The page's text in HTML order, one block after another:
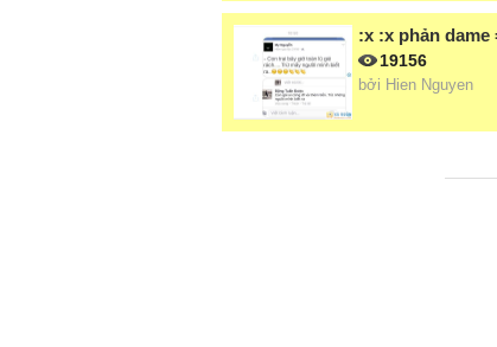
:x :x phản dame
19156
bởi Hien Nguyen